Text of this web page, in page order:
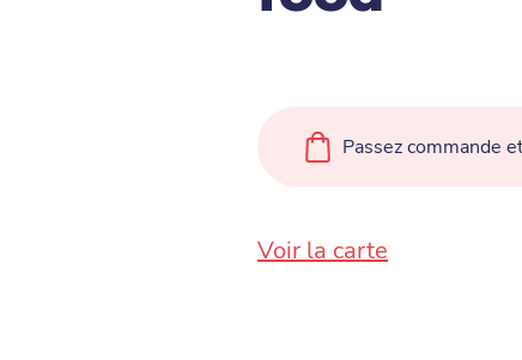
Passez commande
Voir la carte